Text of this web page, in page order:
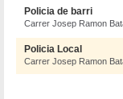
Policia de barri
Carrer Josep Ramon
Policia Local
Carrer Josep Ramon